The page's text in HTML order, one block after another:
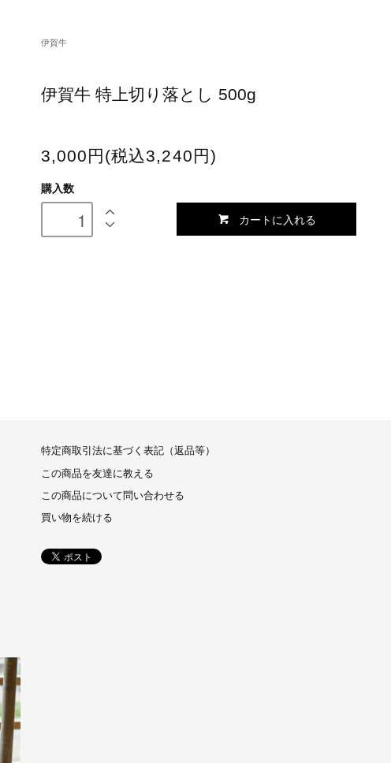
伊賀牛
伊賀牛 特上切り落とし 500g
3,000円(税込3,240円)
購入数
カートに入れる
特定商取引法に基づく表記（返品等）
この商品を友達に教える
この商品について問い合わせる
買い物を続ける